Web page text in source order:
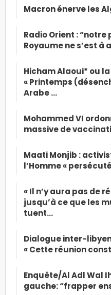
Macron énerve les
Radio Orient :
Royaume ne s’est à
Hicham Alaoui* ou
« Printemps
Arabe …
Mohammed VI
massive de
Maati Monjib :
l’Homme «
« Il n’y aura pas de
jusqu’à ce que les
tuent…
Dialogue inter-
« Cette réunion
Enquête/Al Adl Wal
gauche: “frapper